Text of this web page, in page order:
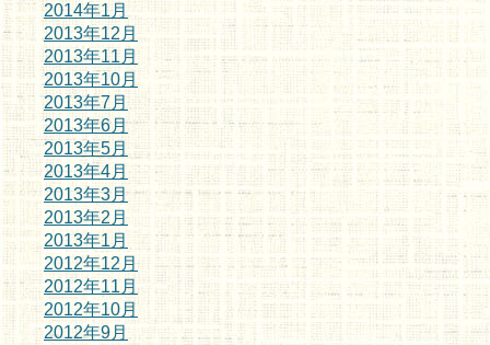
2014年1月
2013年12月
2013年11月
2013年10月
2013年7月
2013年6月
2013年5月
2013年4月
2013年3月
2013年2月
2013年1月
2012年12月
2012年11月
2012年10月
2012年9月